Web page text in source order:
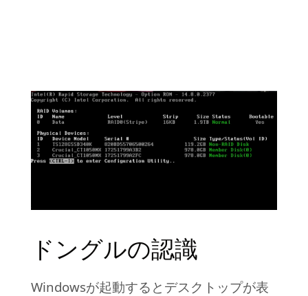
ドングルの認識
Windowsが起動するとデスクトップが表